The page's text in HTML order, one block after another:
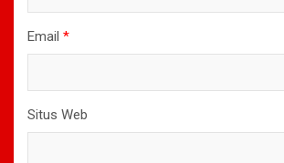
Email *
Situs Web